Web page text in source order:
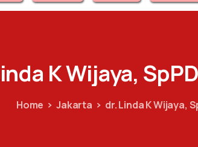
KWijaya,
Home Jakarta dr. Linda K Wijaya,